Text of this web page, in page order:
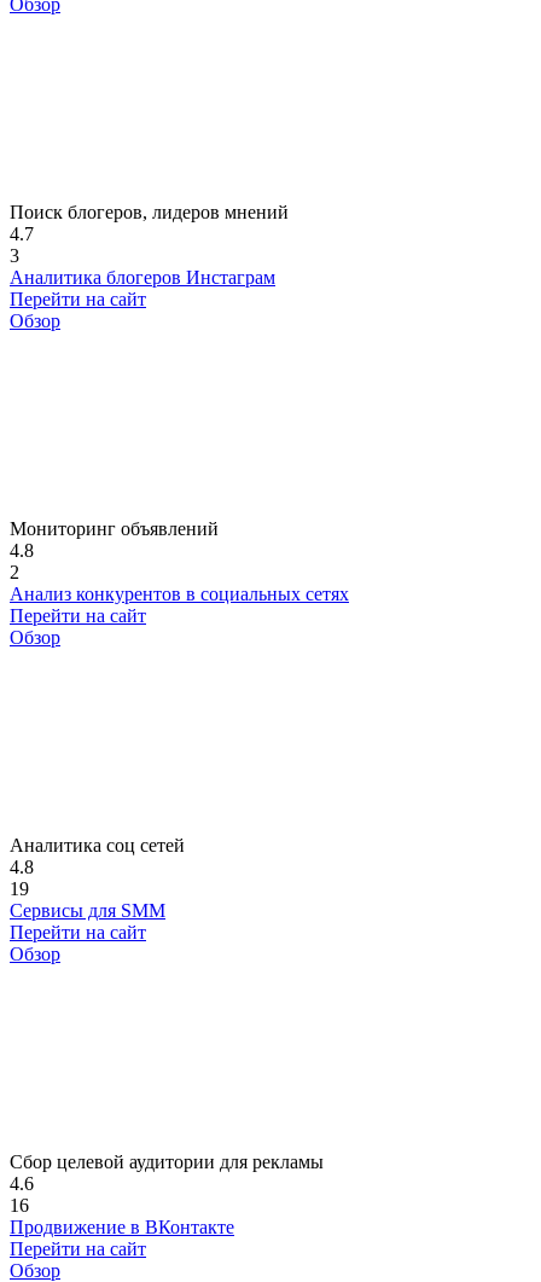
Поиск блогеров, лидеров мнений
4.7
3
Аналитика блогеров Инстаграм
Перейти на сайт
Обзор
Мониторинг объявлений
4.8
2
Анализ конкурентов в социальных сетях
Перейти на сайт
Обзор
Аналитика соц сетей
4.8
19
Сервисы для SMM
Перейти на сайт
Обзор
Сбор целевой аудитории для рекламы
4.6
16
Продвижение в ВКонтакте
Перейти на сайт
Обзор